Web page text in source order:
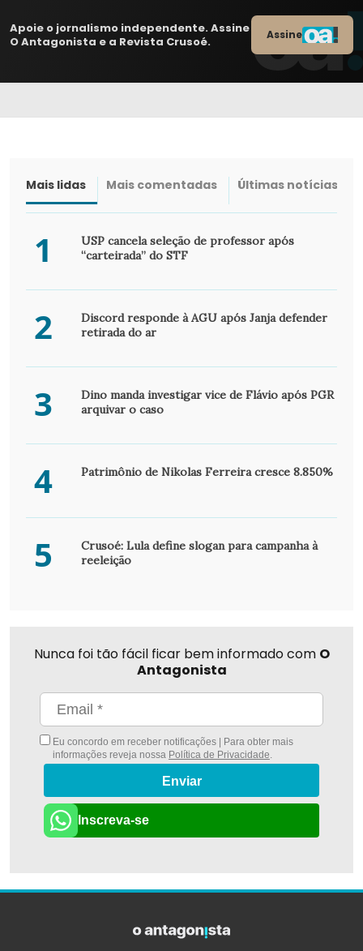
Apoie o jornalismo independente. Assine
O Antagonista e a Revista Crusoé.
Assine
Mais lidas Mais comentadas Últimas notícias
1
USP cancela seleção de professor após
“carteirada” do STF
2
Discord responde à AGU após Janja defender
retirada do ar
3
Dino manda investigar vice de Flávio após PGR
arquivar o caso
4 Patrimônio de Nikolas Ferreira cresce 8.850%
5
Crusoé: Lula define slogan para campanha à
reeleição
Nunca foi tão fácil ficar bem informado com O
Antagonista
Eu concordo em receber notificações | Para obter mais
informações reveja nossa Política de Privacidade.
Enviar
Inscreva-se